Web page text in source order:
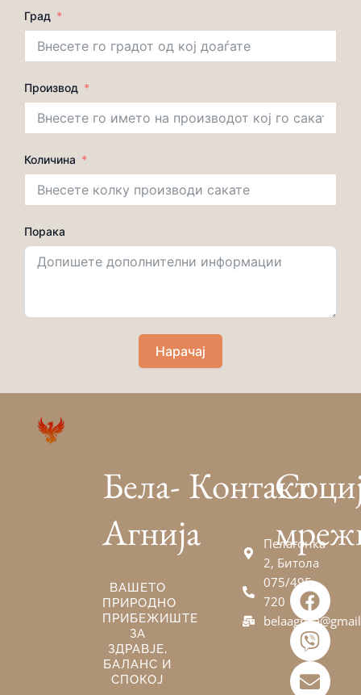
Град
Производ
Количина
Порака
Нарачај
Бела-
Агнија
ВАШЕТО
ПРИРОДНО
ПРИБЕЖИШТЕ
ЗА
ЗДРАВЈЕ,
БАЛАНС И
СПОКОЈ
Контакт
Пелагонка
2, Битола
075/495-
720
F
a
c
e
b
o
V
i
b
e
r
E
n
v
e
l
o